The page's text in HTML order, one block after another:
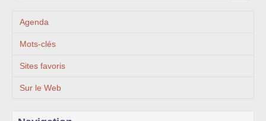
Agenda
Mots-clés
Sites favoris
Sur le Web